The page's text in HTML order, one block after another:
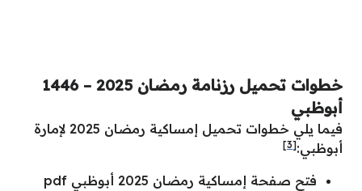
خطوات تحميل رزنامة رمضان 2025 – 1446
أبوظبي
فيما يلي خطوات تحميل إمساكية رمضان 2025 لإمارة
أبوظبي:[3]
فتح صفحة إمساكية رمضان 2025 أبوظبي pdf